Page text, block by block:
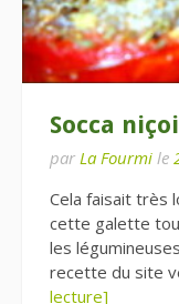
Socca
par La Fourmi le
Cela faisait très
cette galette
les
recette du site
lecture]